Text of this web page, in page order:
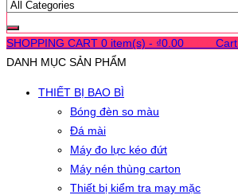
SHOPPING CART 0 item(s) - ₫0.00 Cart
DANH MỤC SẢN PHẨM
THIẾT BỊ BAO BÌ
Bóng đèn so màu
Đá mài
Máy đo lực kéo đứt
Máy nén thùng carton
Thiết bị kiểm tra may mặc